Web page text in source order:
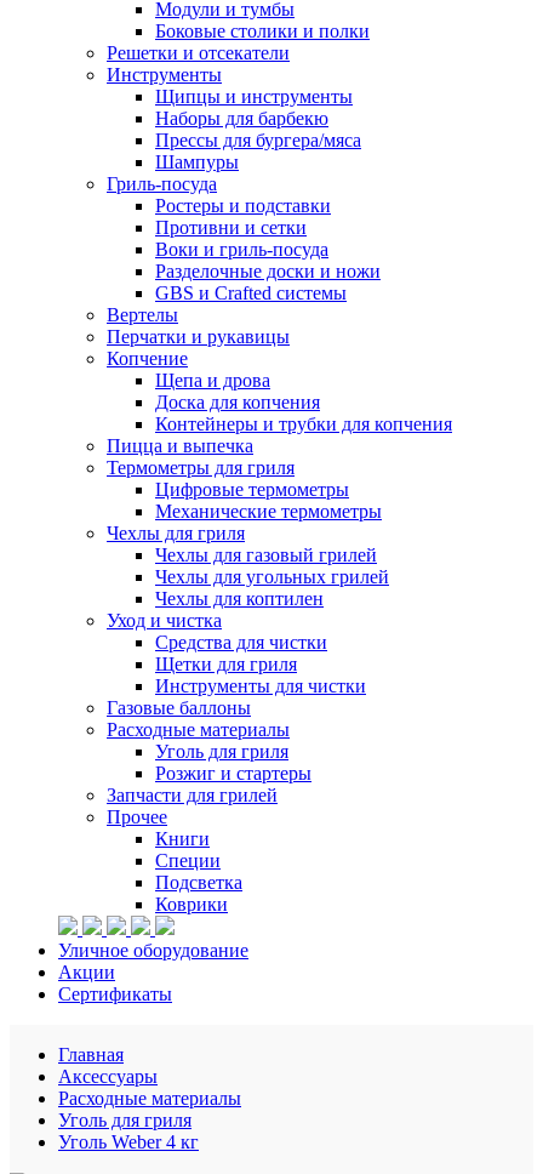
Модули и тумбы
Боковые столики и полки
Решетки и отсекатели
Инструменты
Щипцы и инструменты
Наборы для барбекю
Прессы для бургера/мяса
Шампуры
Гриль-посуда
Ростеры и подставки
Противни и сетки
Воки и гриль-посуда
Разделочные доски и ножи
GBS и Crafted системы
Вертелы
Перчатки и рукавицы
Копчение
Щепа и дрова
Доска для копчения
Контейнеры и трубки для копчения
Пицца и выпечка
Термометры для гриля
Цифровые термометры
Механические термометры
Чехлы для гриля
Чехлы для газовый грилей
Чехлы для угольных грилей
Чехлы для коптилен
Уход и чистка
Средства для чистки
Щетки для гриля
Инструменты для чистки
Газовые баллоны
Расходные материалы
Уголь для гриля
Розжиг и стартеры
Запчасти для грилей
Прочее
Книги
Специи
Подсветка
Коврики
Уличное оборудование
Акции
Сертификаты
Главная
Аксессуары
Расходные материалы
Уголь для гриля
Уголь Weber 4 кг